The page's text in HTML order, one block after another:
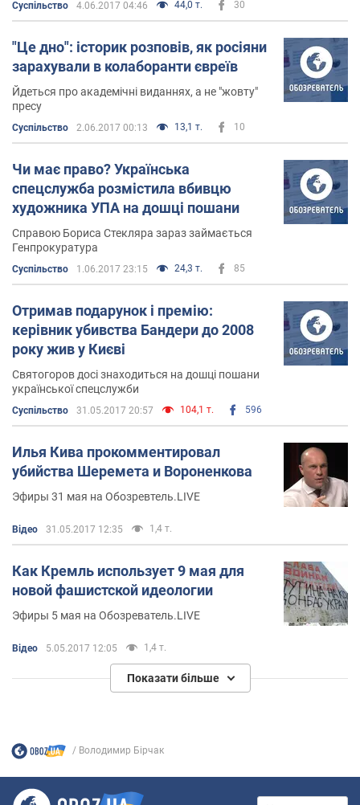
Суспільство 4.06.2017 04:46 44,0 т. 30
"Це дно": історик розповів, як росіяни
зарахували в колаборанти євреїв
Йдеться про академічні виданнях, а не "жовту"
пресу
Суспільство 2.06.2017 00:13 13,1 т. 10
Чи має право? Українська
спецслужба розмістила вбивцю
художника УПА на дошці пошани
Справою Бориса Стекляра зараз займається
Генпрокуратура
Суспільство 1.06.2017 23:15 24,3 т. 85
Отримав подарунок і премію:
керівник убивства Бандери до 2008
року жив у Києві
Святогоров досі знаходиться на дошці пошани
української спецслужби
Суспільство 31.05.2017 20:57 104,1 т. 596
Илья Кива прокомментировал
убийства Шеремета и Вороненкова
Эфиры 31 мая на Обозревтель.LIVE
Відео 31.05.2017 12:35 1,4 т.
Как Кремль использует 9 мая для
новой фашистской идеологии
Эфиры 5 мая на Обозреватель.LIVE
Відео 5.05.2017 12:05 1,4 т.
Показати більше
Володимир Бірчак